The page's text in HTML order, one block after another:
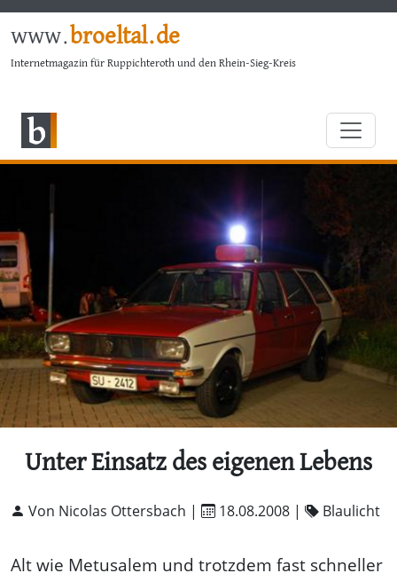
www.broeltal.de
Internetmagazin für Ruppichteroth und den Rhein-Sieg-Kreis
Unter Einsatz des eigenen Lebens
Von Nicolas Ottersbach | 18.08.2008 | Blaulicht
Alt wie Metusalem und trotzdem fast schneller